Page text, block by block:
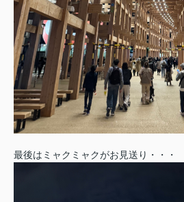
最後はミャクミャクがお見送り・・・